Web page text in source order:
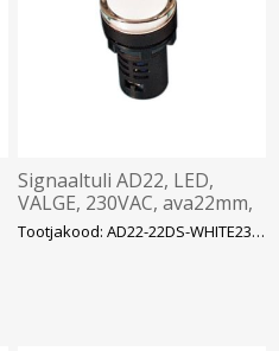
Signaaltuli AD22, LED,
VALGE, 230VAC, ava22mm,
IP65, DELIXI
Tootjakood: AD22-22DS-WHITE230V